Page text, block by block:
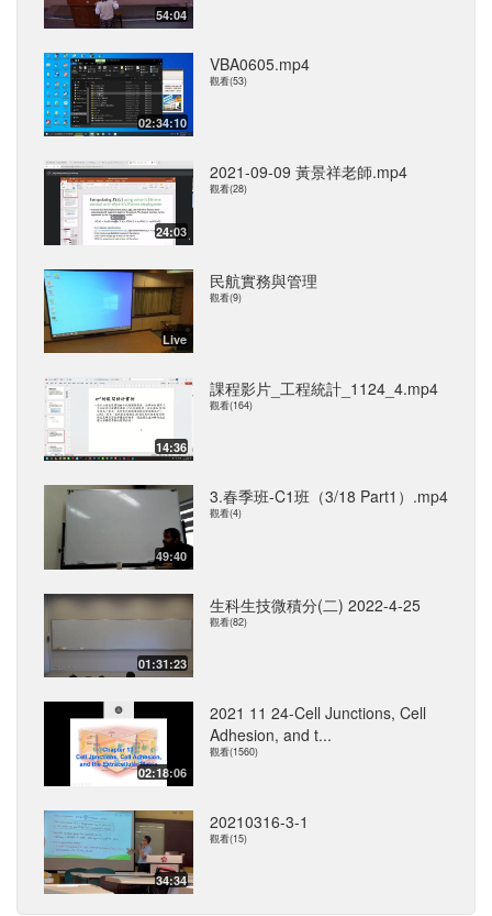
54:04
02:34:10
VBA0605.mp4
觀看(53)
24:03
2021-09-09 黃景祥老師.mp4
觀看(28)
Live
民航實務與管理
觀看(9)
14:36
課程影片_工程統計_1124_4.mp4
觀看(164)
49:40
3.春季班-C1班（3/18 Part1）.mp4
觀看(4)
01:31:23
生科生技微積分(二) 2022-4-25
觀看(82)
02:18:06
2021 11 24-Cell Junctions, Cell
Adhesion, and t...
觀看(1560)
34:34
20210316-3-1
觀看(15)